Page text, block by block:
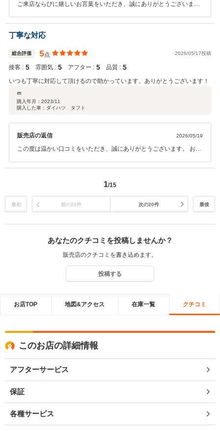
ご来店ならびに嬉しいお言葉をいただき、誠にありがとうございまし
す。 これからも「ケイカフェに任せておけば安心」と思っていただけ
るよう、スタッフ一同、日々精進してまいります。こちらこそ、今後
ともどうぞよろしくお願いいたします！
丁寧な対応
総合評価 5点 2026/05/17投稿
接客 : 5 雰囲気 : 5 アフター : 5 品質 : 5
いつも丁寧に対応して頂けるので助かっています。ありがとうございます！
ｍ
購入年月： 2023/11
購入した車：ダイハツ タフト
販売店の返信 2026/05/19
この度は温かい口コミをいただき、誠にありがとうございます。 お客
よりの喜びです。 これからもそのお言葉を裏切らないよう、常に誠実
続けます。 お車のことでしたら、いつでも頼りにしていただければ幸
いです。今後ともどうぞよろしくお願いいたします！
1/15
最初 前の20件 次の20件 最後
あなたのクチコミを投稿しませんか？
販売店のクチコミを書き込めます。
投稿する
お店TOP 地図&アクセス 在庫一覧 クチコミ
このお店の詳細情報
アフターサービス
保証
各種サービス